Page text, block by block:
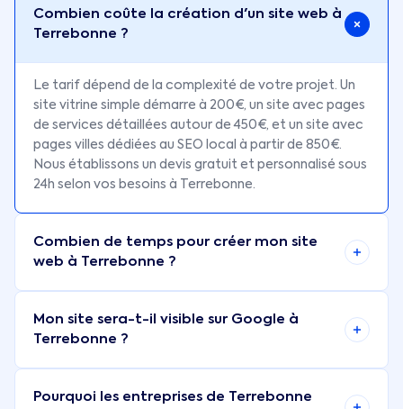
Combien coûte la création d'un site web à
Terrebonne ?
Le tarif dépend de la complexité de votre projet. Un
site vitrine simple démarre à 200€, un site avec pages
de services détaillées autour de 450€, et un site avec
pages villes dédiées au SEO local à partir de 850€.
Nous établissons un devis gratuit et personnalisé sous
24h selon vos besoins à Terrebonne.
Combien de temps pour créer mon site
web à Terrebonne ?
Mon site sera-t-il visible sur Google à
Terrebonne ?
Pourquoi les entreprises de Terrebonne